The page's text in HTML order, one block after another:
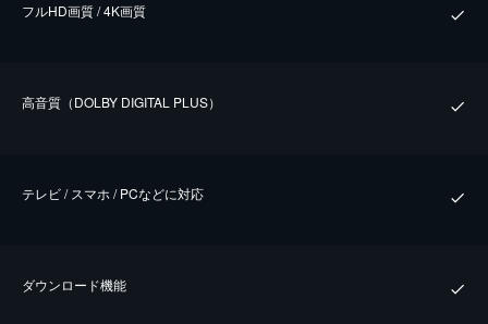
フルHD画質 / 4K画質
⾼⾳質（DOLBY DIGITAL PLUS）
テレビ / スマホ / PCなどに対応
ダウンロード機能